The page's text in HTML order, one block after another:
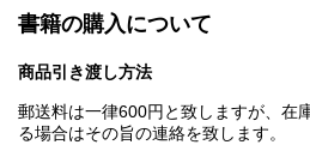
書籍の購入について
商品引き渡し方法
郵送料は一律600円と致しますが、在
る場合はその旨の連絡を致します。